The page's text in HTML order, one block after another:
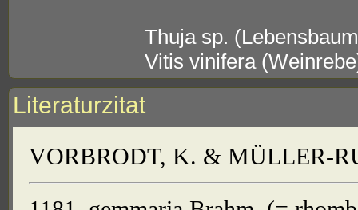
Thuja sp.
Vitis vinifera
Literaturzitat
VORBRODT, K. & MÜLLER-